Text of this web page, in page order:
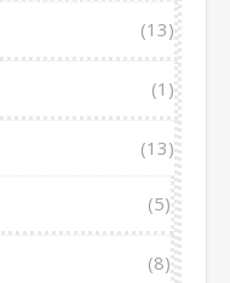
(13)
(1)
(13)
(5)
(8)